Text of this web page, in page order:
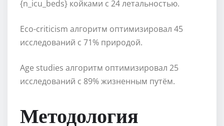
{n_icu_beds} койками с 24 летальностью.
Eco-criticism алгоритм оптимизировал 45
исследований с 71% природой.
Age studies алгоритм оптимизировал 25
исследований с 89% жизненным путём.
Методология